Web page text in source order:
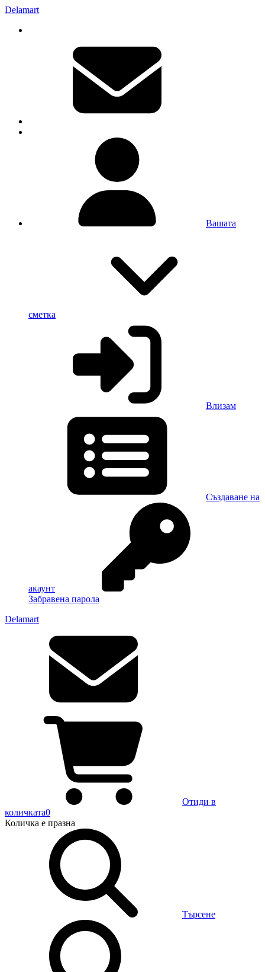
Delamart
Вашата
сметка
Влизам
Създаване на
акаунт
Забравена парола
Delamart
Отиди в
количката0
Количка е празна
Търсене